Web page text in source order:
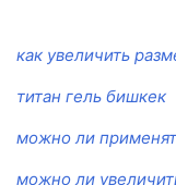
как увеличить
титан гель бишкек
можно ли
можно ли